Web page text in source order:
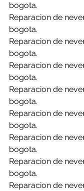
bogota.
Reparacion de
bogota.
Reparacion de
bogota.
Reparacion de
bogota.
Reparacion de
bogota.
Reparacion de
bogota.
Reparacion de
bogota.
Reparacion de
bogota.
Reparacion de